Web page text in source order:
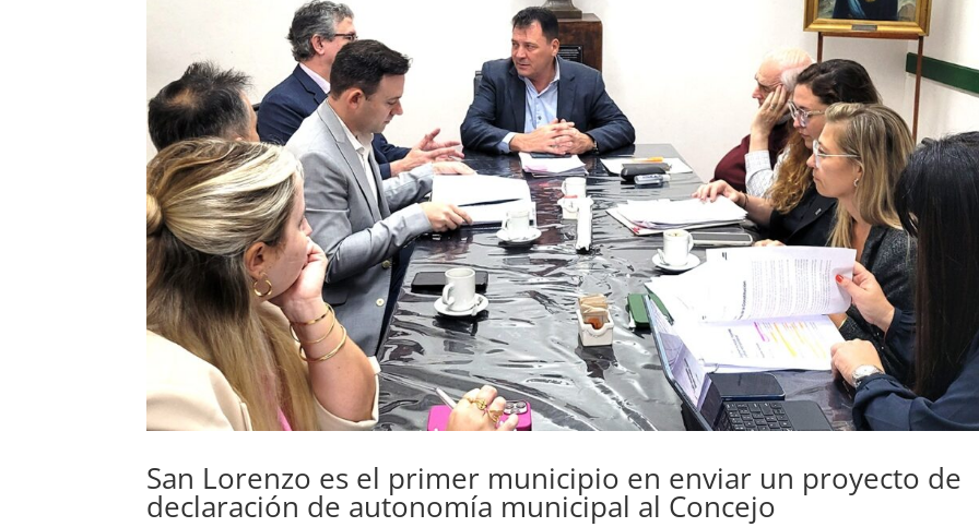
San Lorenzo es el primer municipio en enviar un proyecto de
declaración de autonomía municipal al Concejo